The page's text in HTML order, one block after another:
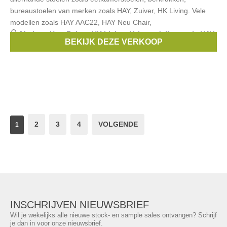
bureaustoelen van merken zoals HAY, Zuiver, HK Living. Vele
modellen zoals HAY AAC22, HAY Neu Chair,
Merken:Hay,Zuiver,HK Living. Vele modellen zoals HAY
HAY Neu Chair,Hee Dining chair, ...
BEKIJK DEZE VERKOOP
1 2 3 4 VOLGENDE
INSCHRIJVEN NIEUWSBRIEF
Wil je wekelijks alle nieuwe stock- en sample sales ontvangen? Schrijf
je dan in voor onze nieuwsbrief.